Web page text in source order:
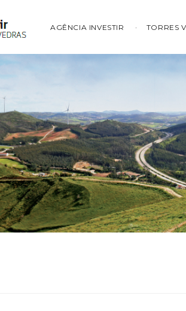
AGÊNCIA INVESTIR TORRES